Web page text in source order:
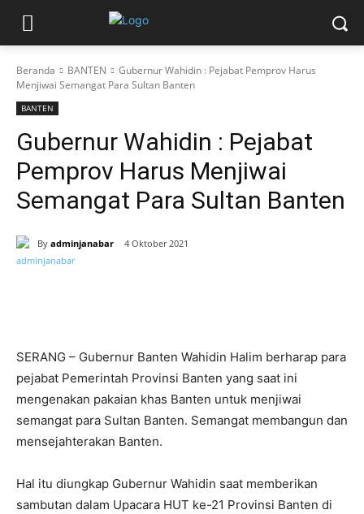
Beranda BANTEN
Gubernur Wahidin : Pejabat Pemprov Harus
Menjiwai Semangat Para Sultan Banten
BANTEN
Gubernur Wahidin : Pejabat
Pemprov Harus Menjiwai
Semangat Para Sultan Banten
By adminjanabar 4 Oktober 2021
SERANG – Gubernur Banten Wahidin Halim berharap para
pejabat Pemerintah Provinsi Banten yang saat ini
mengenakan pakaian khas Banten untuk menjiwai
semangat para Sultan Banten. Semangat membangun dan
mensejahterakan Banten.
Hal itu diungkap Gubernur Wahidin saat memberikan
sambutan dalam Upacara HUT ke-21 Provinsi Banten di